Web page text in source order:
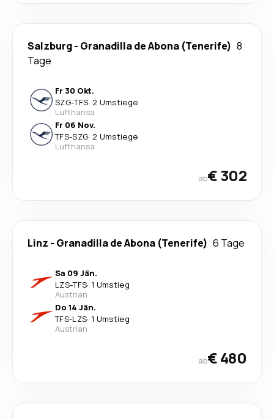
Salzburg- Granadilla de Abona (Tenerife) 8
Tage
Fr 30 Okt.
SZG-TFS· 2 Umstiege
Lufthansa
Fr 06 Nov.
TFS-SZG· 2 Umstiege
Lufthansa
ab€ 302
Linz - Granadilla de Abona (Tenerife) 6 Tage
Sa 09 Jän.
LZS-TFS· 1 Umstieg
Austrian
Do 14 Jän.
TFS-LZS· 1 Umstieg
Austrian
ab€ 480